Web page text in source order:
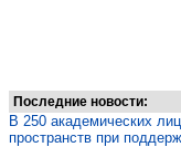
Последние новости:
В 250 академических
пространств при